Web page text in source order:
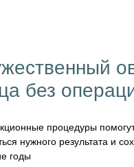
без
процедуры
нужного результата и
годы